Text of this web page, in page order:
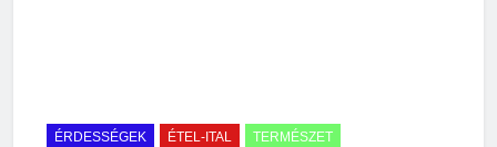
ÉRDESSÉGEK ÉTEL-ITAL TERMÉSZET